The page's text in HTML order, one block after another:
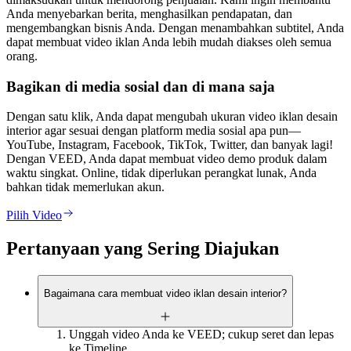
Anda menyebarkan berita, menghasilkan pendapatan, dan
mengembangkan bisnis Anda. Dengan menambahkan subtitel, Anda
dapat membuat video iklan Anda lebih mudah diakses oleh semua
orang.
Bagikan di media sosial dan di mana saja
Dengan satu klik, Anda dapat mengubah ukuran video iklan desain
interior agar sesuai dengan platform media sosial apa pun—
YouTube, Instagram, Facebook, TikTok, Twitter, dan banyak lagi!
Dengan VEED, Anda dapat membuat video demo produk dalam
waktu singkat. Online, tidak diperlukan perangkat lunak, Anda
bahkan tidak memerlukan akun.
Pilih Video
Pertanyaan yang Sering Diajukan
Bagaimana cara membuat video iklan desain interior?
Unggah video Anda ke VEED; cukup seret dan lepas
ke Timeline.